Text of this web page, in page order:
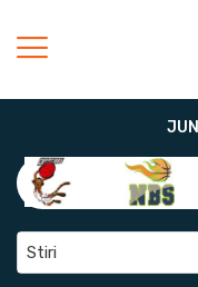
Stiri